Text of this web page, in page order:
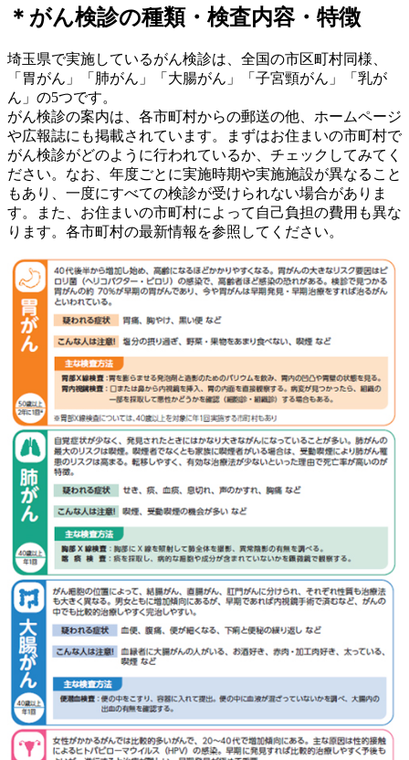
＊がん検診の種類・検査内容・特徴
埼玉県で実施しているがん検診は、全国の市区町村同様、
「胃がん」「肺がん」「大腸がん」「子宮頸がん」「乳が
ん」の5つです。
がん検診の案内は、各市町村からの郵送の他、ホームページ
や広報誌にも掲載されています。まずはお住まいの市町村で
がん検診がどのように行われているか、チェックしてみてく
ださい。なお、年度ごとに実施時期や実施施設が異なること
もあり、一度にすべての検診が受けられない場合がありま
す。また、お住まいの市町村によって自己負担の費用も異な
ります。各市町村の最新情報を参照してください。